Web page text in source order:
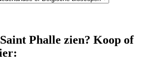
Phalle zien? Koop of